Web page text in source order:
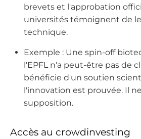
brevets et l'approbation
universités témoignent de
technique.
Exemple : Une spin-off
l'EPFL n'a peut-être pas de
bénéficie d'un soutien
l'innovation est prouvée. Il
supposition.
Accès au crowdinvesting